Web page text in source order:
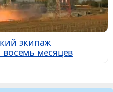
экипаж
месяцев